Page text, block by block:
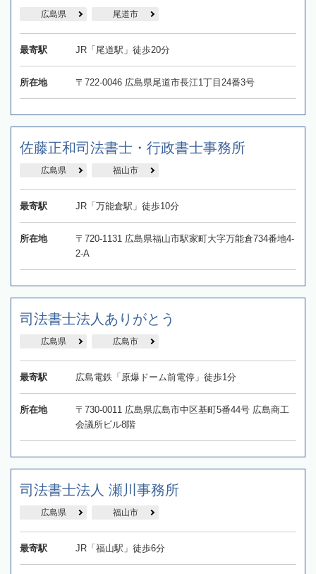
広島県 尾道市
最寄駅 JR「尾道駅」徒歩20分
所在地 〒722-0046 広島県尾道市長江1丁目24番3号
佐藤正和司法書士・行政書士事務所
広島県 福山市
最寄駅 JR「万能倉駅」徒歩10分
所在地
〒720-1131 広島県福山市駅家町大字万能倉734番地4-
2-A
司法書士法人ありがとう
広島県 広島市
最寄駅 広島電鉄「原爆ドーム前電停」徒歩1分
所在地
〒730-0011 広島県広島市中区基町5番44号 広島商工
会議所ビル8階
司法書士法人 瀬川事務所
広島県 福山市
最寄駅 JR「福山駅」徒歩6分